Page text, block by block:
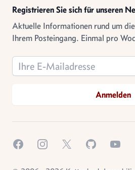
Registrieren Sie sich für unseren
Aktuelle Informationen rund um
Ihrem Posteingang. Einmal pro
Email address
Anmelden
FacebookInstagramX.com GitHub YouTube